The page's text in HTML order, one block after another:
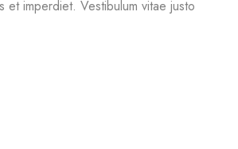
et imperdiet. Vestibulum vitae justo